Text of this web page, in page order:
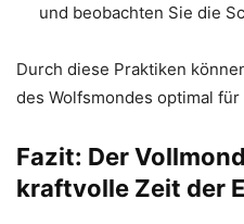
und beobachten Sie die
Durch diese Praktiken
des Wolfsmondes optimal
Fazit: Der
kraftvolle Zeit der